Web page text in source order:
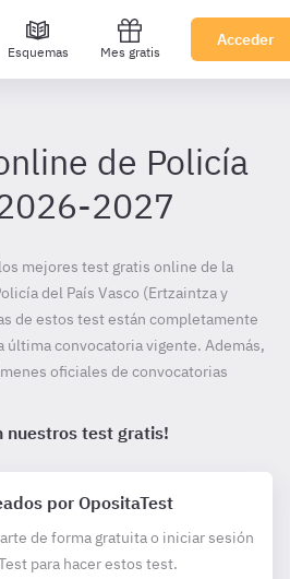
Esquemas Mes gratis
Acceder
de Policía
2027
mejores test gratis online de la
del País Vasco (Ertzaintza y
de estos test están completamente
última convocatoria vigente. Además,
oficiales de convocatorias
nuestros test gratis!
por OpositaTest
de forma gratuita o iniciar sesión
para hacer estos test.